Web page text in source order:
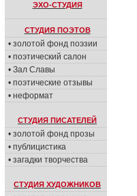
ЭХО-СТУДИЯ
СТУДИЯ ПОЭТОВ
• золотой фонд поэзии
• поэтический салон
• Зал Славы
• поэтические отзывы
• неформат
СТУДИЯ ПИСАТЕЛЕЙ
• золотой фонд прозы
• публицистика
• загадки творчества
СТУДИЯ ХУДОЖНИКОВ